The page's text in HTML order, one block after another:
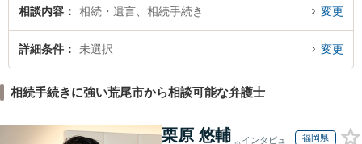
弁護士を検索したい』『初回相談無料で相続手続きを法律相談できる荒尾市内
の弁護士に相談予約したい』などでお困りの相談者さんにおすすめです。
相談内容 相続・遺言、相続手続き 変更
詳細条件 未選択 変更
相続手続きに強い荒尾市から相談可能な弁護士
栗原 悠輔
インタビュ
福岡県